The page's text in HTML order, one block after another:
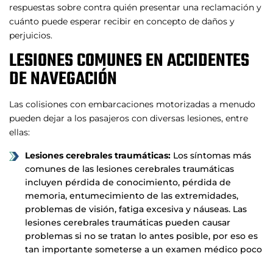
respuestas sobre contra quién presentar una reclamación y
cuánto puede esperar recibir en concepto de daños y
perjuicios.
LESIONES COMUNES EN ACCIDENTES
DE NAVEGACIÓN
Las colisiones con embarcaciones motorizadas a menudo
pueden dejar a los pasajeros con diversas lesiones, entre
ellas:
Lesiones cerebrales traumáticas: Los síntomas más
comunes de las lesiones cerebrales traumáticas
incluyen pérdida de conocimiento, pérdida de
memoria, entumecimiento de las extremidades,
problemas de visión, fatiga excesiva y náuseas. Las
lesiones cerebrales traumáticas pueden causar
problemas si no se tratan lo antes posible, por eso es
tan importante someterse a un examen médico poco